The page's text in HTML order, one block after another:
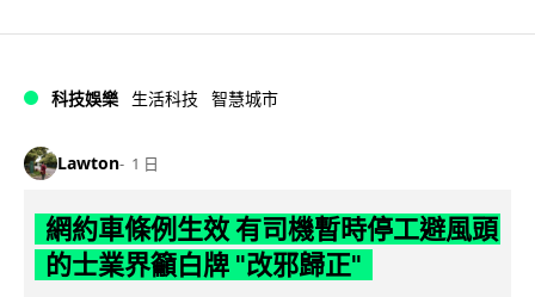
科技娛樂 生活科技 智慧城市
Lawton 1 日
網約車條例生效 有司機暫時停工避風頭
的士業界籲白牌 "改邪歸正"